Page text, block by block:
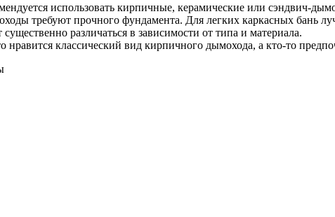
использовать кирпичные, керамические или сэндвич-
требуют прочного фундамента. Для легких каркасных бань
различаться в зависимости от типа и материала.
классический вид кирпичного дымохода, а кто-то